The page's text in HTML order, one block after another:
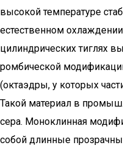
высокой температуре
естественном
цилиндрических тиглях
ромбической
(октаэдры, у которых
Такой материал в
сера. Моноклинная
собой длинные